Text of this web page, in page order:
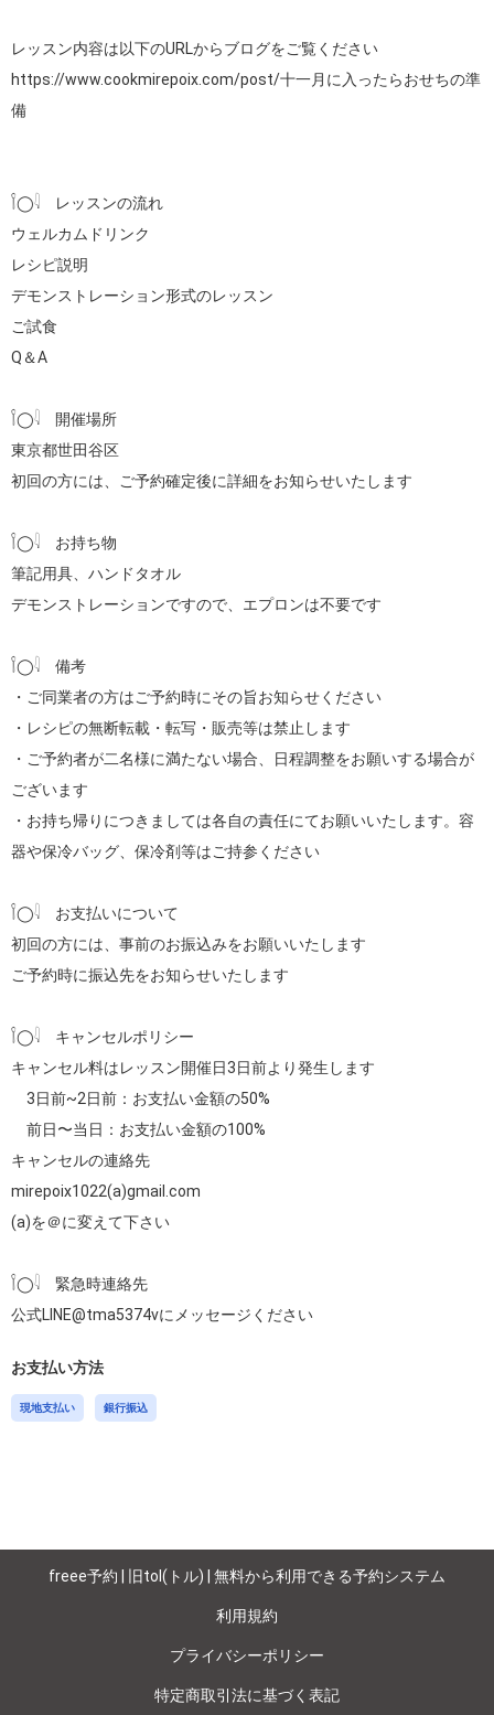
https://www.cookmirepoix.com/post/十一月に入ったらおせちの準
備
𓌉◯𓇋　レッスンの流れ
ウェルカムドリンク
レシピ説明
デモンストレーション形式のレッスン
ご試食
Q＆A
𓌉◯𓇋　開催場所
東京都世田谷区
初回の方には、ご予約確定後に詳細をお知らせいたします
𓌉◯𓇋　お持ち物
筆記用具、ハンドタオル
デモンストレーションですので、エプロンは不要です
𓌉◯𓇋　備考
・ご同業者の方はご予約時にその旨お知らせください
・レシピの無断転載・転写・販売等は禁止します
・ご予約者が二名様に満たない場合、日程調整をお願いする場合が
ございます
・お持ち帰りにつきましては各自の責任にてお願いいたします。容
器や保冷バッグ、保冷剤等はご持参ください
𓌉◯𓇋　お支払いについて
初回の方には、事前のお振込みをお願いいたします
ご予約時に振込先をお知らせいたします
𓌉◯𓇋　キャンセルポリシー
キャンセル料はレッスン開催日3日前より発生します
3日前~2日前：お支払い金額の50%
前日〜当日：お支払い金額の100%
キャンセルの連絡先
mirepoix1022(a)gmail.com
(a)を＠に変えて下さい
𓌉◯𓇋　緊急時連絡先
公式LINE@tma5374vにメッセージください
お支払い方法
現地支払い 銀行振込
freee予約 | 旧tol(トル) | 無料から利用できる予約システム
利用規約
プライバシーポリシー
特定商取引法に基づく表記